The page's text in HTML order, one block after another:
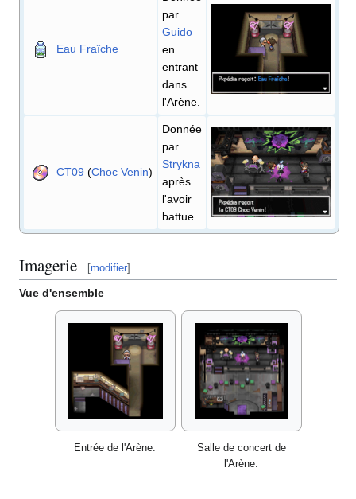
Eau Fraîche
par
Guido
en
entrant
dans
l'Arène.
CT09 (Choc Venin)
Donnée
par
Strykna
après
l'avoir
battue.
Imagerie [modifier]
Vue d'ensemble
Entrée de l'Arène.
Salle de concert de
l'Arène.